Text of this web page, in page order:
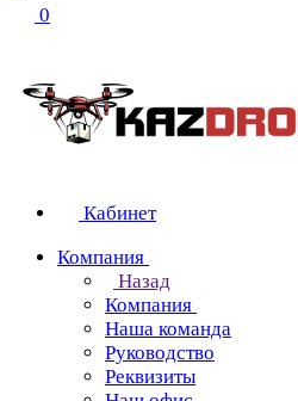
0
Кабинет
Компания
Назад
Компания
Наша команда
Руководство
Реквизиты